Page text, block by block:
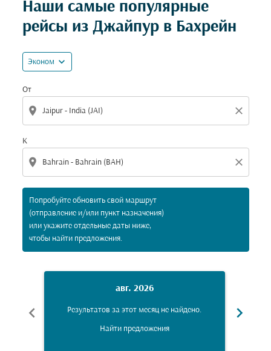
Наши самые популярные
рейсы из Джайпур в Бахрейн
Эконом expand_more
От
location_on close
К
location_on close
Попробуйте обновить свой маршрут
(отправление и/или пункт назначения)
или укажите отдельные даты ниже,
чтобы найти предложения.
Попробуйте обновить свой маршрут
chevron_left
авг. 2026
Результатов за этот месяц не найдено.
Найти предложения
chevron_right